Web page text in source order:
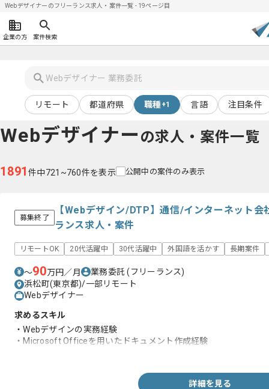
Webデザイナーのフリーランス求人・案件一覧 - 19ページ目
企業の方 案件検索
リモート 都道府県 職種 +1 言語 注目条件
Webデザイナー の求人・案件一覧
1891件中721~760件を表示 公開中の案件のみ表示
募集終了
【Webデザイン/DTP】通信/インターネット会
ランス求人・案件
リモートOK 20代活躍中 30代活躍中 外国語を活かす 長期案件
〜90万円／月 業務委託(フリーランス)
浜松町(東京都)/一部リモート
Webデザイナー
求めるスキル
・Webデザインの実務経験
・Microsoft Officeを用いたドキュメント作成経験
詳細を見る